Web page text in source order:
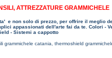
ATTREZZATURE GRAMMICHELE
e non solo di prezzo, per offrire il meglio
appassionati dell'arte fai da te. Colori -
- Sistemi a cappotto
grammichele catania thermoshield